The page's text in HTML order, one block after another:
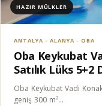
HAZIR MÜLKLER
ANTALYA - ALANYA - OBA
Oba Keykubat
Satılık Lüks 5+2
Oba Keykubat Vadi
geniş 300 m²…